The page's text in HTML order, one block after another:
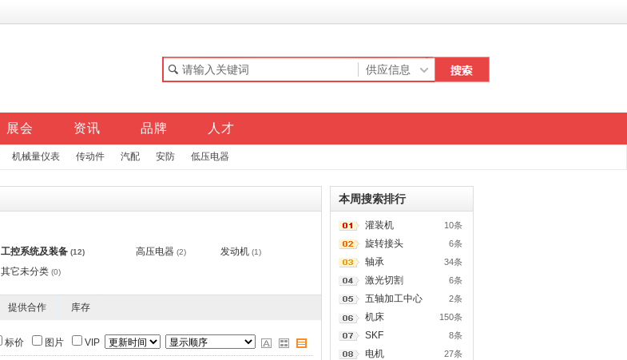
展会 资讯 品牌 人才
机械量仪表 传动件 汽配 安防 低压电器
工控系统及装备 (12) 高压电器 (2) 发动机 (1)
其它未分类 (0)
提供合作 库存
标价 图片 VIP
本周搜索排行
10条
灌装机
6条
旋转接头
34条
轴承
6条
激光切割
2条
五轴加工中心
150条
机床
8条
SKF
27条
电机